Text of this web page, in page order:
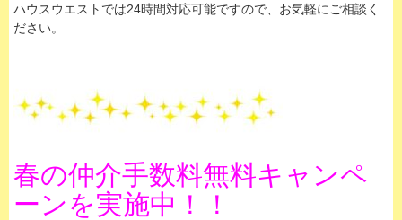
ハウスウエストでは24時間対応可能ですので、お気軽にご相談く
ださい。
春の仲介手数料無料キャンペ
ーンを実施中！！